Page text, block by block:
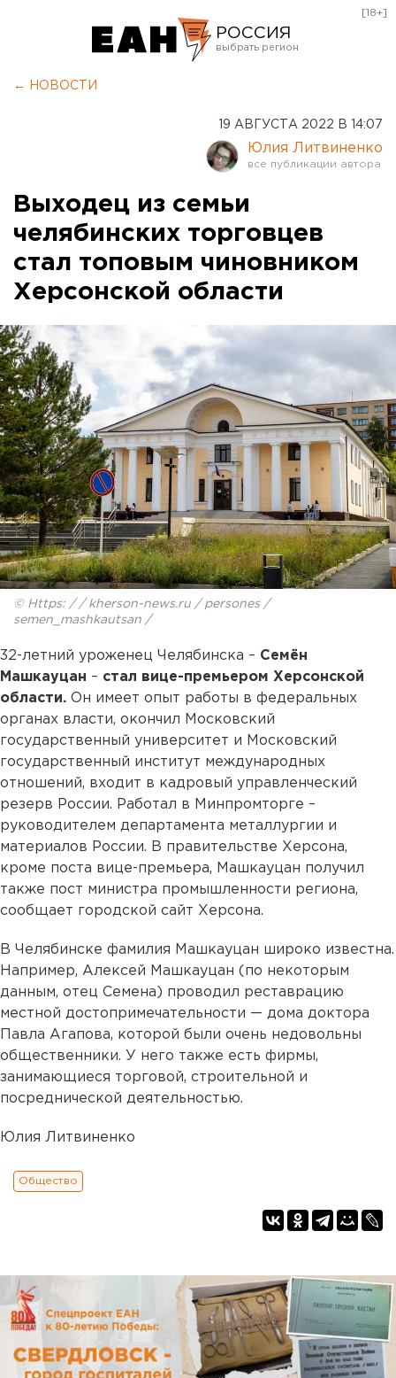
РОССИЯ
Курган
Оренбург
[18+]
← НОВОСТИ
19 АВГУСТА 2022 В 14:07
Юлия Литвиненко
Выходец из семьи
челябинских торговцев
стал топовым чиновником
Херсонской области
© Https: / / kherson-news.ru / persones /
semen_mashkautsan /
32-летний уроженец Челябинска – Семён
Машкауцан – стал вице-премьером Херсонской
области. Он имеет опыт работы в федеральных
органах власти, окончил Московский
государственный университет и Московский
государственный институт международных
отношений, входит в кадровый управленческий
резерв России. Работал в Минпромторге –
руководителем департамента металлургии и
материалов России. В правительстве Херсона,
кроме поста вице-премьера, Машкауцан получил
также пост министра промышленности региона,
сообщает городской сайт Херсона.
В Челябинске фамилия Машкауцан широко известна.
Например, Алексей Машкауцан (по некоторым
данным, отец Семена) проводил реставрацию
местной достопримечательности — дома доктора
Павла Агапова, которой были очень недовольны
общественники. У него также есть фирмы,
занимающиеся торговой, строительной и
посреднической деятельностью.
Юлия Литвиненко
Общество